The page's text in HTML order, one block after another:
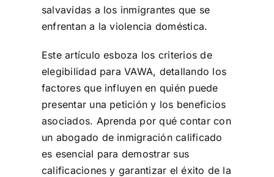
salvavidas a los inmigrantes que se
enfrentan a la violencia doméstica.
Este artículo esboza los criterios de
elegibilidad para VAWA, detallando los
factores que influyen en quién puede
presentar una petición y los beneficios
asociados. Aprenda por qué contar con
un abogado de inmigración calificado
es esencial para demostrar sus
calificaciones y garantizar el éxito de la